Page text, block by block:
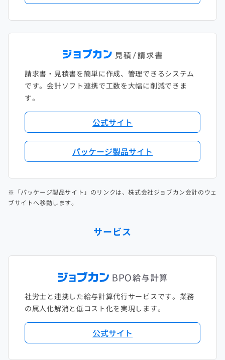
請求書・見積書を簡単に作成、管理できるシステム
です。会計ソフト連携で工数を大幅に削減できま
す。
公式サイト
パッケージ製品サイト
※「パッケージ製品サイト」のリンクは、株式会社ジョブカン会計のウェ
ブサイトへ移動します。
サービス
社労士と連携した給与計算代行サービスです。業務
の属人化解消と低コスト化を実現します。
公式サイト